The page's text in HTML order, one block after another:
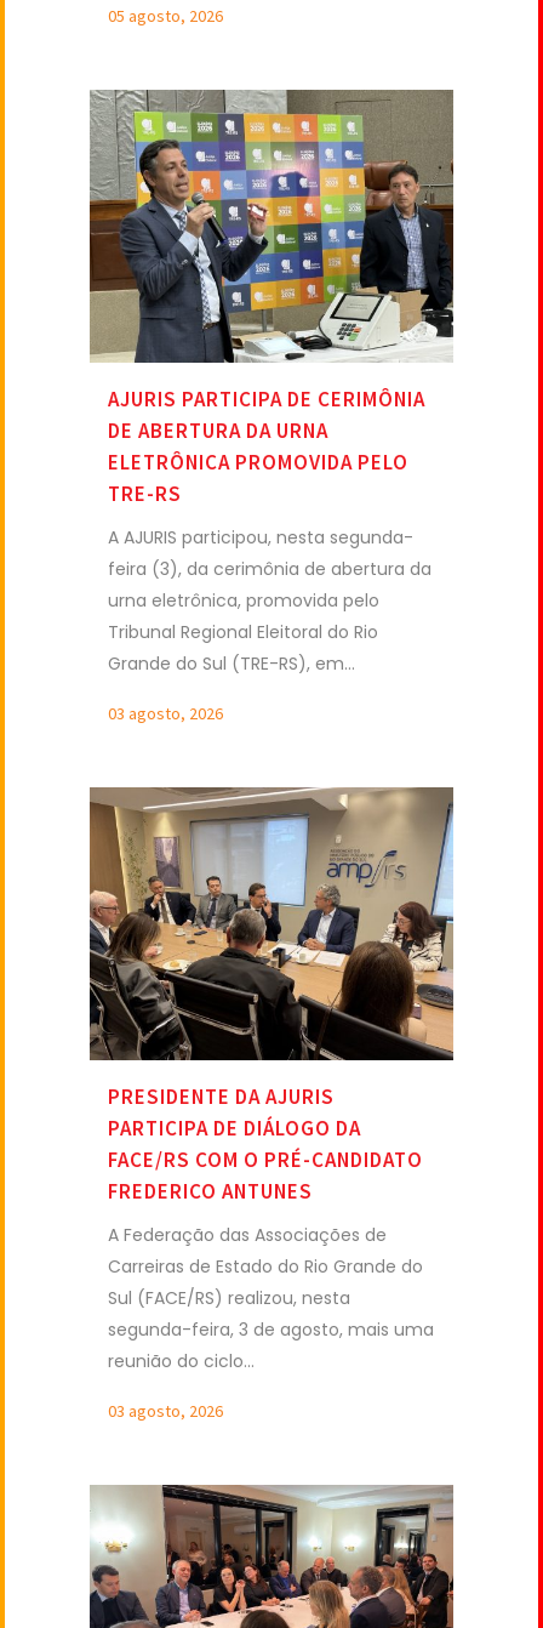
05 agosto, 2026
AJURIS PARTICIPA DE CERIMÔNIA
DE ABERTURA DA URNA
ELETRÔNICA PROMOVIDA PELO
TRE-RS
A AJURIS participou, nesta segunda-
feira (3), da cerimônia de abertura da
urna eletrônica, promovida pelo
Tribunal Regional Eleitoral do Rio
Grande do Sul (TRE-RS), em...
03 agosto, 2026
PRESIDENTE DA AJURIS
PARTICIPA DE DIÁLOGO DA
FACE/RS COM O PRÉ-CANDIDATO
FREDERICO ANTUNES
A Federação das Associações de
Carreiras de Estado do Rio Grande do
Sul (FACE/RS) realizou, nesta
segunda-feira, 3 de agosto, mais uma
reunião do ciclo...
03 agosto, 2026